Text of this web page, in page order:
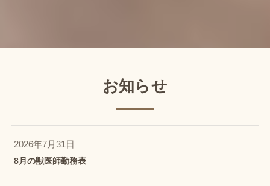
お知らせ
2026年7月31日
8月の獣医師勤務表